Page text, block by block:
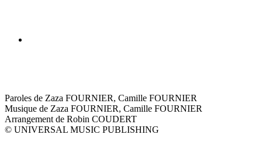
Paroles de Zaza FOURNIER, Camille FOURNIER
Musique de Zaza FOURNIER, Camille FOURNIER
Arrangement de Robin COUDERT
© UNIVERSAL MUSIC PUBLISHING